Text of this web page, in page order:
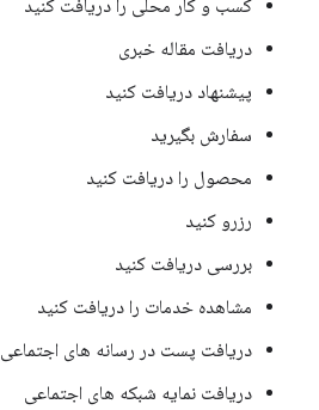
کسب و کار محلی را دریافت کنید
دریافت مقاله خبری
پیشنهاد دریافت کنید
سفارش بگیرید
محصول را دریافت کنید
رزرو کنید
بررسی دریافت کنید
مشاهده خدمات را دریافت کنید
دریافت پست در رسانه های اجتماعی
دریافت نمایه شبکه های اجتماعی